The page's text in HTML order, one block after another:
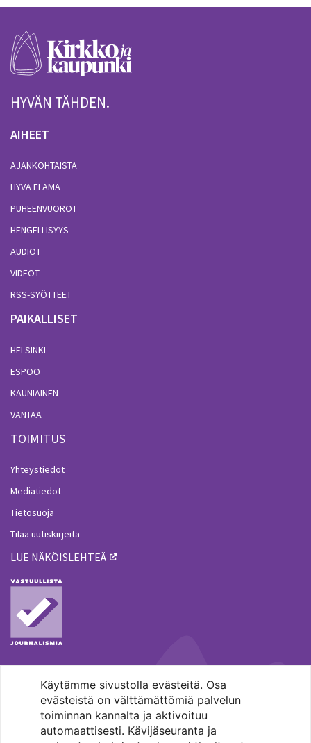
Käytämme sivustolla evästeitä. Osa
evästeistä on välttämättömiä palvelun
toiminnan kannalta ja aktivoituu
automaattisesti. Kävijäseuranta ja
HYVÄN TÄHDEN.
AIHEET
AJANKOHTAISTA
HYVÄ ELÄMÄ
PUHEENVUOROT
HENGELLISYYS
AUDIOT
VIDEOT
RSS-SYÖTTEET
PAIKALLISET
HELSINKI
ESPOO
KAUNIAINEN
VANTAA
TOIMITUS
Yhteystiedot
Mediatiedot
Tietosuoja
Tilaa uutiskirjeitä
LUE NÄKÖISLEHTEÄ
MENOHAKU